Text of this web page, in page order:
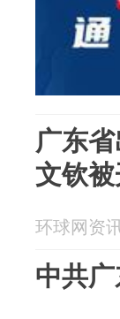
广东
文钦
环球网资
中共